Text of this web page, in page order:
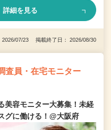
詳細を見る
2026/07/23 掲載終了日： 2026/08/30
査員・在宅モニター
美容モニター大募集！未経
グに働ける！@大阪府